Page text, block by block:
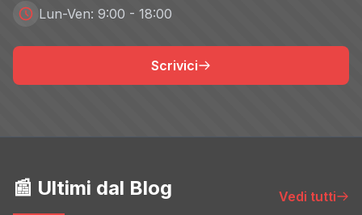
Lun-Ven: 9:00 - 18:00
Scrivici
📰 Ultimi dal Blog Vedi tutti